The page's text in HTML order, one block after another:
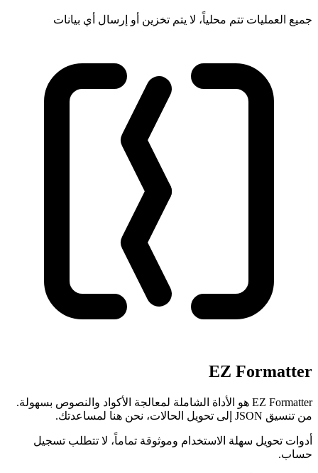
جميع العمليات تتم محلياً، لا يتم تخزين أو إرسال أي بيانات
EZ Formatter
EZ Formatter هو الأداة الشاملة لمعالجة الأكواد والنصوص بسهولة.
من تنسيق JSON إلى تحويل الحالات، نحن هنا لمساعدتك.
أدوات تحويل سهلة الاستخدام وموثوقة تماماً، لا تتطلب تسجيل
حساب.